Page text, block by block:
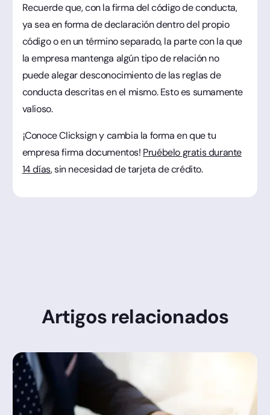
Recuerde que, con la firma del código de conducta,
ya sea en forma de declaración dentro del propio
código o en un término separado, la parte con la que
la empresa mantenga algún tipo de relación no
puede alegar desconocimiento de las reglas de
conducta descritas en el mismo. Esto es sumamente
valioso.
¡Conoce Clicksign y cambia la forma en que tu
empresa firma documentos! Pruébelo gratis durante
14 días, sin necesidad de tarjeta de crédito.
Artigos relacionados